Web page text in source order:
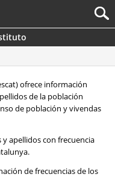
ofrece información
de la población
de población y vivendas
apellidos con frecuencia
de frecuencias de los